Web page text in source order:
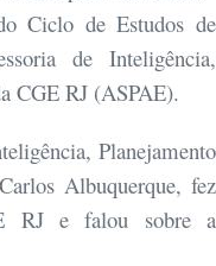
Ciclo de Estudos de
de Inteligência,
CGE RJ (ASPAE).
Planejamento
Albuquerque, fez
RJ e falou sobre a